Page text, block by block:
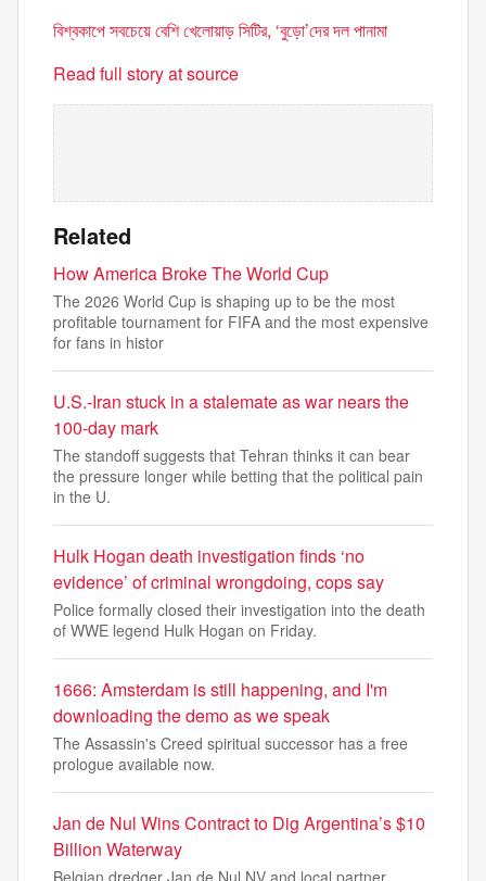
বিশ্বকাপে সবচেয়ে বেশি খেলোয়াড় সিটির, ‘বুড়ো’দের দল পানামা
Read full story at source
Related
How America Broke The World Cup
The 2026 World Cup is shaping up to be the most
profitable tournament for FIFA and the most expensive
for fans in histor
U.S.-Iran stuck in a stalemate as war nears the
100-day mark
The standoff suggests that Tehran thinks it can bear
the pressure longer while betting that the political pain
in the U.
Hulk Hogan death investigation finds ‘no
evidence’ of criminal wrongdoing, cops say
Police formally closed their investigation into the death
of WWE legend Hulk Hogan on Friday.
1666: Amsterdam is still happening, and I'm
downloading the demo as we speak
The Assassin's Creed spiritual successor has a free
prologue available now.
Jan de Nul Wins Contract to Dig Argentina’s $10
Billion Waterway
Belgian dredger Jan de Nul NV and local partner